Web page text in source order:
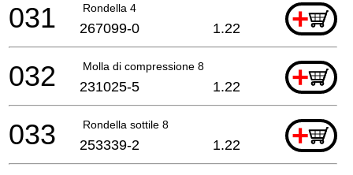
Rondella 4 +
031 267099-0 1.22
Molla di compressione 8 +
032 231025-5 1.22
Rondella sottile 8 +
033 253339-2 1.22